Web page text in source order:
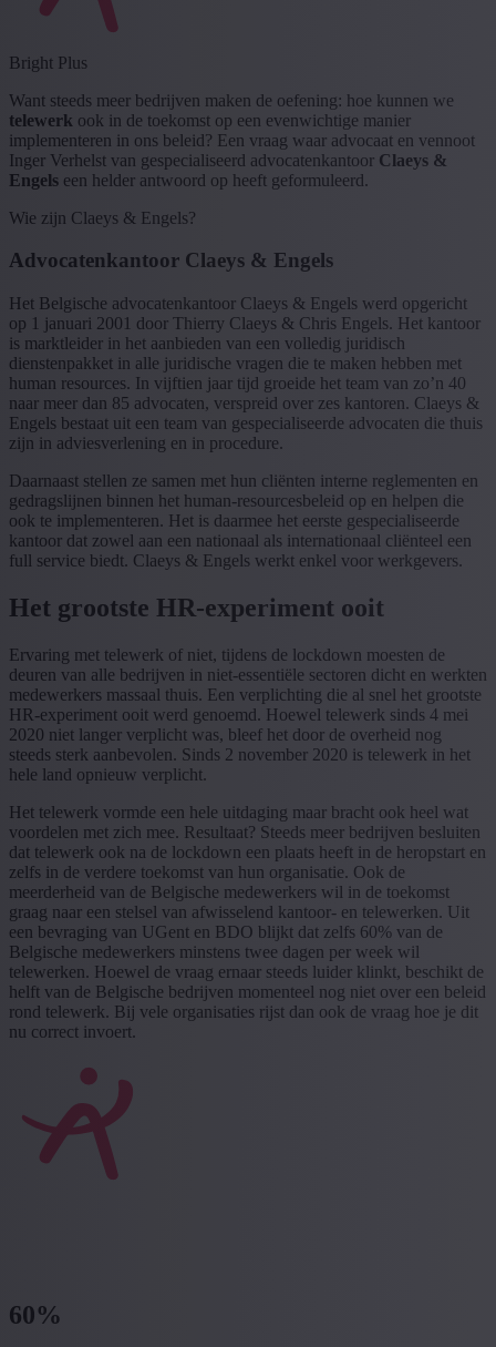
Bright Plus
Want steeds meer bedrijven maken de oefening: hoe kunnen we
telewerk ook in de toekomst op een evenwichtige manier
implementeren in ons beleid? Een vraag waar advocaat en vennoot
Inger Verhelst van gespecialiseerd advocatenkantoor Claeys &
Engels een helder antwoord op heeft geformuleerd.
Wie zijn Claeys & Engels?
Advocatenkantoor Claeys & Engels
Het Belgische advocatenkantoor Claeys & Engels werd opgericht
op 1 januari 2001 door Thierry Claeys & Chris Engels. Het kantoor
is marktleider in het aanbieden van een volledig juridisch
dienstenpakket in alle juridische vragen die te maken hebben met
human resources. In vijftien jaar tijd groeide het team van zo’n 40
naar meer dan 85 advocaten, verspreid over zes kantoren. Claeys &
Engels bestaat uit een team van gespecialiseerde advocaten die thuis
zijn in adviesverlening en in procedure.
Daarnaast stellen ze samen met hun cliënten interne reglementen en
gedragslijnen binnen het human-resourcesbeleid op en helpen die
ook te implementeren. Het is daarmee het eerste gespecialiseerde
kantoor dat zowel aan een nationaal als internationaal cliënteel een
full service biedt. Claeys & Engels werkt enkel voor werkgevers.
Het grootste HR-experiment ooit
Ervaring met telewerk of niet, tijdens de lockdown moesten de
deuren van alle bedrijven in niet-essentiële sectoren dicht en werkten
medewerkers massaal thuis. Een verplichting die al snel het grootste
HR-experiment ooit werd genoemd. Hoewel telewerk sinds 4 mei
2020 niet langer verplicht was, bleef het door de overheid nog
steeds sterk aanbevolen. Sinds 2 november 2020 is telewerk in het
hele land opnieuw verplicht.
Het telewerk vormde een hele uitdaging maar bracht ook heel wat
voordelen met zich mee. Resultaat? Steeds meer bedrijven besluiten
dat telewerk ook na de lockdown een plaats heeft in de heropstart en
zelfs in de verdere toekomst van hun organisatie. Ook de
meerderheid van de Belgische medewerkers wil in de toekomst
graag naar een stelsel van afwisselend kantoor- en telewerken. Uit
een bevraging van UGent en BDO blijkt dat zelfs 60% van de
Belgische medewerkers minstens twee dagen per week wil
telewerken. Hoewel de vraag ernaar steeds luider klinkt, beschikt de
helft van de Belgische bedrijven momenteel nog niet over een beleid
rond telewerk. Bij vele organisaties rijst dan ook de vraag hoe je dit
nu correct invoert.
60%